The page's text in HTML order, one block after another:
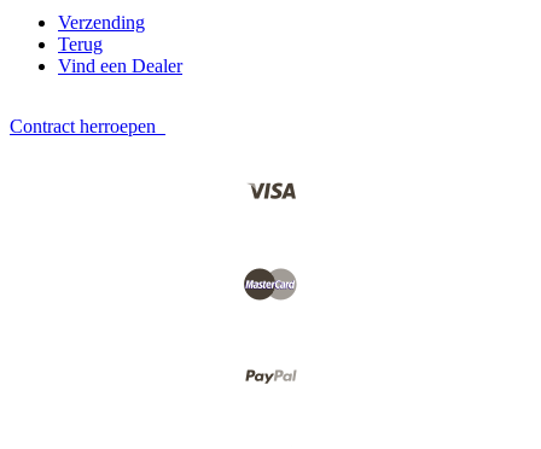
Verzending
Terug
Vind een Dealer
Contract herroepen